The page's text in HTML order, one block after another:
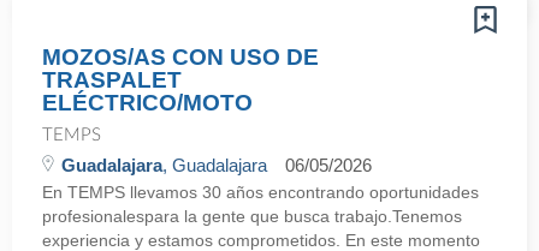
MOZOS/AS CON USO DE
TRASPALET
ELÉCTRICO/MOTO
TEMPS
Guadalajara, Guadalajara 06/05/2026
En TEMPS llevamos 30 años encontrando oportunidades
profesionalespara la gente que busca trabajo.Tenemos
experiencia y estamos comprometidos. En este momento